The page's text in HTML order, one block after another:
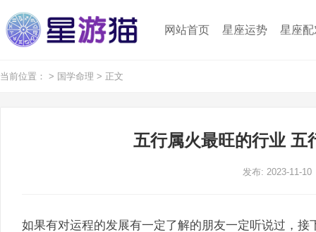
网站首页 星座运势 星座
当前位置： > 国学命理 > 正文
五行属火最旺的行业 五
发布: 2023-11-10
如果有对运程的发展有一定了解的朋友一定听说过，